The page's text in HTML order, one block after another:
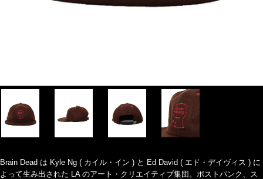
Brain Dead は Kyle Ng ( カイル・イン ) と Ed David ( エド・デイヴィス ) に
よって生み出された LA のアート・クリエイティブ集団。ポストパンク、ス